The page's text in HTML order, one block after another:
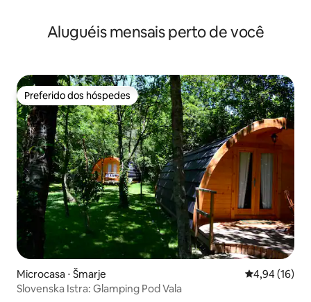
Aluguéis mensais perto de você
Preferido dos hóspedes
Preferido dos hóspedes
Microcasa ⋅ Šmarje 4,94 de uma
4,94 (16)
Slovenska Istra: Glamping Pod Vala